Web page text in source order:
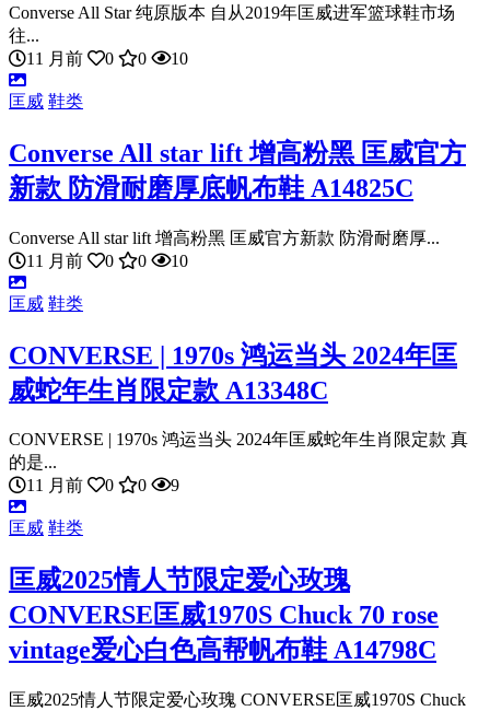
Converse All Star 纯原版本 自从2019年匡威进军篮球鞋市场
往...
11 月前
0 0 10
匡威 鞋类
Converse All star lift 增高粉黑 匡威官方
新款 防滑耐磨厚底帆布鞋 A14825C
Converse All star lift 增高粉黑 匡威官方新款 防滑耐磨厚...
11 月前
0 0 10
匡威 鞋类
CONVERSE | 1970s 鸿运当头 2024年匡
威蛇年生肖限定款 A13348C
CONVERSE | 1970s 鸿运当头 2024年匡威蛇年生肖限定款 真
的是...
11 月前
0 0 9
匡威 鞋类
匡威2025情人节限定爱心玫瑰
CONVERSE匡威1970S Chuck 70 rose
vintage爱心白色高帮帆布鞋 A14798C
匡威2025情人节限定爱心玫瑰 CONVERSE匡威1970S Chuck